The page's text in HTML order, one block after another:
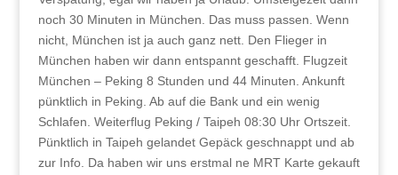
noch 30 Minuten in München. Das muss passen. Wenn
nicht, München ist ja auch ganz nett. Den Flieger in
München haben wir dann entspannt geschafft. Flugzeit
München – Peking 8 Stunden und 44 Minuten. Ankunft
pünktlich in Peking. Ab auf die Bank und ein wenig
Schlafen. Weiterflug Peking / Taipeh 08:30 Uhr Ortszeit.
Pünktlich in Taipeh gelandet Gepäck geschnappt und ab
zur Info. Da haben wir uns erstmal ne MRT Karte gekauft